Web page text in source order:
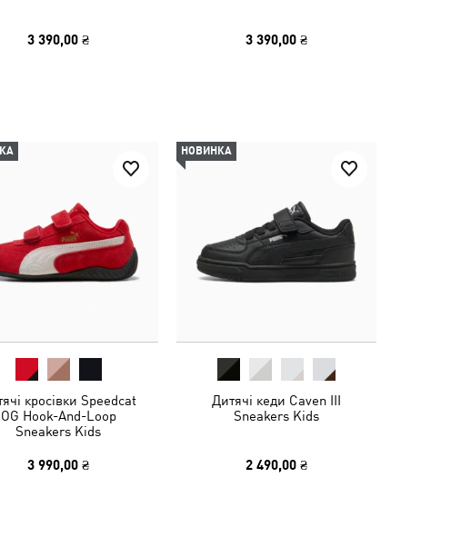
3 390,00 ₴ 3 390,00 ₴
кросівки Speedcat
OG Hook-And-Loop
Sneakers Kids
3 990,00 ₴
НОВИНКА
Дитячі кеди Caven III
Sneakers Kids
2 490,00 ₴